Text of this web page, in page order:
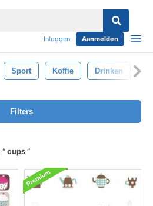
Inloggen Aanmelden
Sport Koffie Drinken
Filters
cups